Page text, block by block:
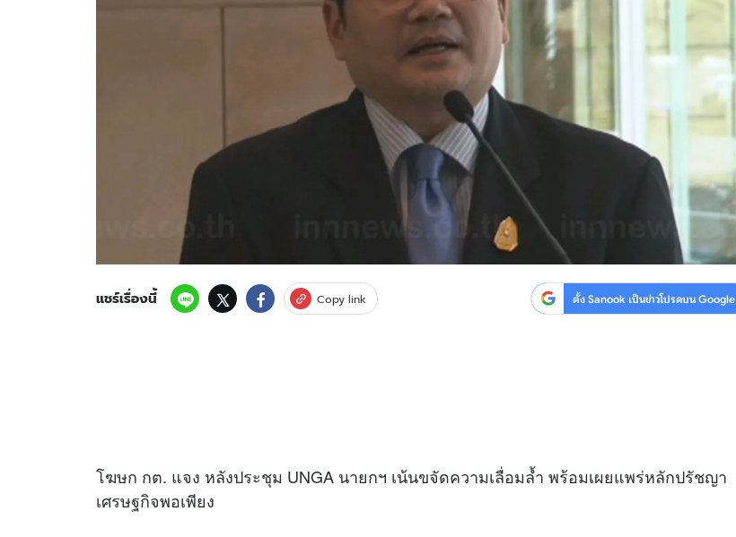
ติดตามสนุกโซเชียลได้ที่
บริษัท อิมเมจ ฟิวเจอร์ (ประเทศไทย) จำกัด
แชร์เรื่องนี้ Copy link ตั้ง Sanook เป็นข่าวโปรดบน Google
โฆษก กต. แจง หลังประชุม UNGA นายกฯ เน้นขจัดความเลื่อมล้ำ พร้อมเผยแพร่หลักปรัชญา
เศรษฐกิจพอเพียง